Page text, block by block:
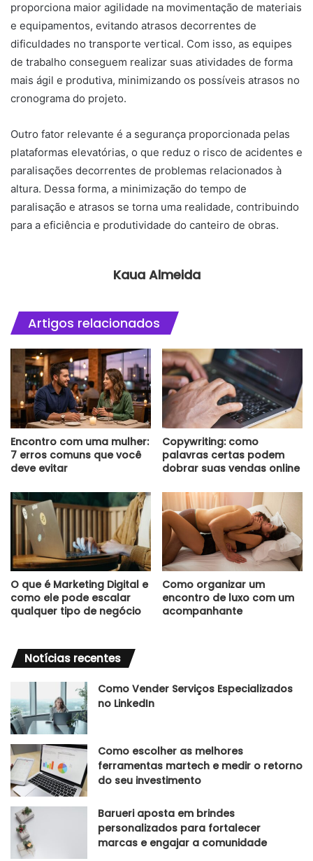
proporciona maior agilidade na movimentação de materiais
e equipamentos, evitando atrasos decorrentes de
dificuldades no transporte vertical. Com isso, as equipes
de trabalho conseguem realizar suas atividades de forma
mais ágil e produtiva, minimizando os possíveis atrasos no
cronograma do projeto.
Outro fator relevante é a segurança proporcionada pelas
plataformas elevatórias, o que reduz o risco de acidentes e
paralisações decorrentes de problemas relacionados à
altura. Dessa forma, a minimização do tempo de
paralisação e atrasos se torna uma realidade, contribuindo
para a eficiência e produtividade do canteiro de obras.
Kaua Almeida
Artigos relacionados
Encontro com uma mulher:
7 erros comuns que você
deve evitar
Copywriting: como
palavras certas podem
dobrar suas vendas online
O que é Marketing Digital e
como ele pode escalar
qualquer tipo de negócio
Como organizar um
encontro de luxo com um
acompanhante
Notícias recentes
Como Vender Serviços Especializados
no LinkedIn
Como escolher as melhores
ferramentas martech e medir o retorno
do seu investimento
Barueri aposta em brindes
personalizados para fortalecer
marcas e engajar a comunidade